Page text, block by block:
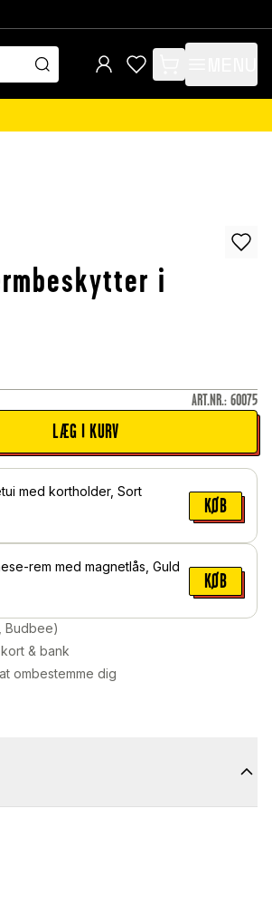
items in cart, view
i
ART.NR.: 60075
LÆG I KURV
med kortholder, Sort
KØB
rem med magnetlås, Guld
KØB
Budbee)
& bank
ombestemme dig